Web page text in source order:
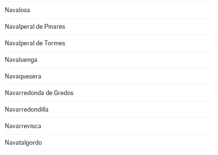
Navalosa
Navalperal de Pinares
Navalperal de Tormes
Navaluenga
Navaquesera
Navarredonda de Gredos
Navarredondilla
Navarrevisca
Navatalgordo